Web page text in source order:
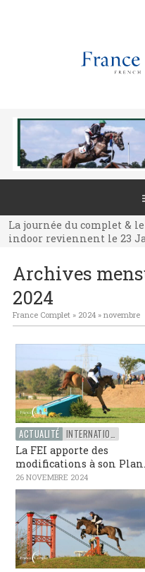
La journée du complet & le
indoor reviennent le 23
La journée du complet &
indoor reviennent le 23
indoor reviennent le 23
Archives
2024
France Complet» 2024» novembre
ACTUALITÉ
INTERNATIONAL
La FEI apporte des
modifications à son
26 NOVEMBRE 2024